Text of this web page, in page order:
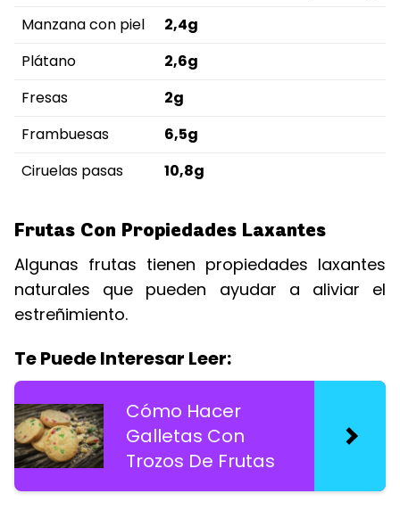
Manzana con piel
2,4g
Plátano
2,6g
Fresas
2g
Frambuesas
6,5g
Ciruelas pasas
10,8g
Frutas Con Propiedades Laxantes
Algunas frutas tienen propiedades laxantes
naturales que pueden ayudar a aliviar el
estreñimiento.
Te Puede Interesar Leer:
Cómo Hacer
Galletas Con
Trozos De Frutas